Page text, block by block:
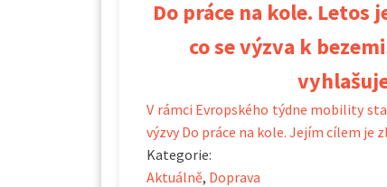
Do práce na kole. Letos
co se výzva k
V rámci Evropského týdne mobility
výzvy Do práce na kole. Jejím cílem je
Kategorie:
Aktuálně, Doprava